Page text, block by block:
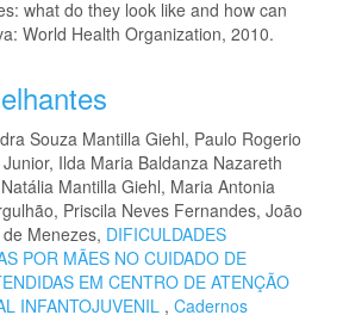
what do they look like and how can
World Health Organization, 2010.
Souza Mantilla Giehl, Paulo Rogerio
Ilda Maria Baldanza Nazareth
Mantilla Giehl, Maria Antonia
Priscila Neves Fernandes, João
Menezes, DIFICULDADES
POR MÃES NO CUIDADO DE
EM CENTRO DE ATENÇÃO
INFANTOJUVENIL , Cadernos